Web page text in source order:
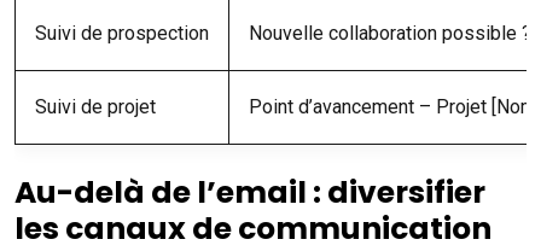
Suivi de prospection Nouvelle collaboration possible ?
Suivi de projet Point d’avancement – Projet
Au-delà de l’email : diversifier
les canaux de communication